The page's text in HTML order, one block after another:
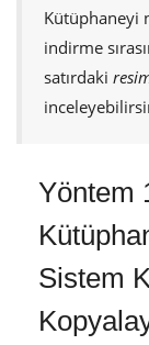
Kütüphaneyi
indirme
satırdaki
Yöntem
Sistem